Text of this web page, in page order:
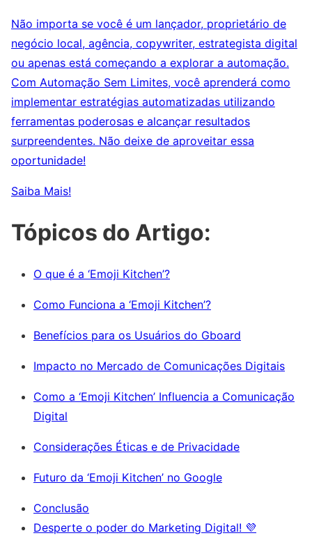
Não importa se você é um lançador, proprietário de
negócio local, agência, copywriter, estrategista digital
ou apenas está começando a explorar a automação.
Com Automação Sem Limites, você aprenderá como
implementar estratégias automatizadas utilizando
ferramentas poderosas e alcançar resultados
surpreendentes. Não deixe de aproveitar essa
oportunidade!
Saiba Mais!
Tópicos do Artigo:
O que é a ‘Emoji Kitchen’?
Como Funciona a ‘Emoji Kitchen’?
Benefícios para os Usuários do Gboard
Impacto no Mercado de Comunicações Digitais
Como a ‘Emoji Kitchen’ Influencia a Comunicação
Digital
Considerações Éticas e de Privacidade
Futuro da ‘Emoji Kitchen’ no Google
Conclusão
Desperte o poder do Marketing Digital! 💜